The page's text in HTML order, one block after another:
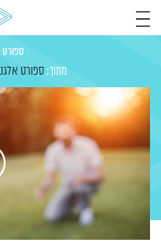
ספורט
מתוך: ספורט